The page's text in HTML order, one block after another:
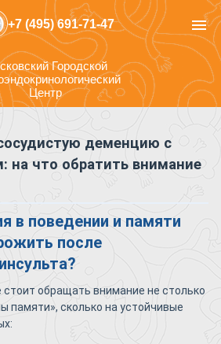
+7 (495) 691-71-47 menu
Городской
Центр
деменцию с
на что обратить внимание
в поведении и памяти
после
стоит обращать внимание не столько
памяти», сколько на устойчивые